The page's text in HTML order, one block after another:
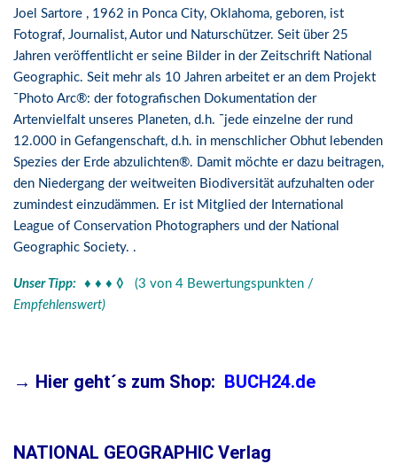
Joel Sartore , 1962 in Ponca City, Oklahoma, geboren, ist
Fotograf, Journalist, Autor und Naturschützer. Seit über 25
Jahren veröffentlicht er seine Bilder in der Zeitschrift National
Geographic. Seit mehr als 10 Jahren arbeitet er an dem Projekt
¯Photo Arc®: der fotografischen Dokumentation der
Artenvielfalt unseres Planeten, d.h. ¯jede einzelne der rund
12.000 in Gefangenschaft, d.h. in menschlicher Obhut lebenden
Spezies der Erde abzulichten®. Damit möchte er dazu beitragen,
den Niedergang der weitweiten Biodiversität aufzuhalten oder
zumindest einzudämmen. Er ist Mitglied der International
League of Conservation Photographers und der National
Geographic Society. .
Unser Tipp: ♦ ♦ ♦ ◊ (3 von 4 Bewertungspunkten /
Empfehlenswert)
→ Hier geht´s zum Shop: BUCH24.de
NATIONAL GEOGRAPHIC Verlag